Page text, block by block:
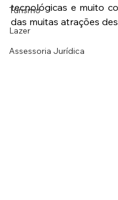
Turismo
Lazer
Assessoria Jurídica
tecnológicas e muito
das muitas atrações